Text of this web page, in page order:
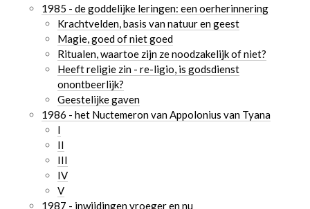
1985 - de goddelijke leringen: een oerherinnering
Krachtvelden, basis van natuur en geest
Magie, goed of niet goed
Ritualen, waartoe zijn ze noodzakelijk of niet?
Heeft religie zin - re-ligio, is godsdienst
onontbeerlijk?
Geestelijke gaven
1986 - het Nuctemeron van Appolonius van Tyana
I
II
III
IV
V
1987 - inwijdingen vroeger en nu